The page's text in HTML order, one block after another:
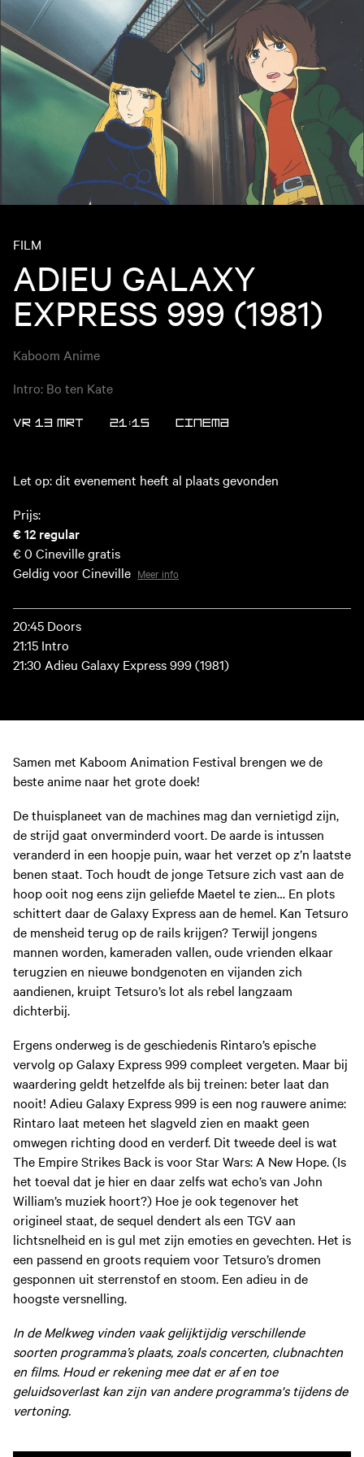
FILM
ADIEU GALAXY
EXPRESS 999 (1981)
Kaboom Anime
Intro: Bo ten Kate
VR 13 MRT 21:15 CINEMA
Let op: dit evenement heeft al plaats gevonden
Prijs:
€ 12 regular
€ 0 Cineville gratis
Geldig voor Cineville Meer info
20:45 Doors
21:15 Intro
21:30 Adieu Galaxy Express 999 (1981)
Samen met Kaboom Animation Festival brengen we de
beste anime naar het grote doek!
De thuisplaneet van de machines mag dan vernietigd zijn,
de strijd gaat onverminderd voort. De aarde is intussen
veranderd in een hoopje puin, waar het verzet op z’n laatste
benen staat. Toch houdt de jonge Tetsure zich vast aan de
hoop ooit nog eens zijn geliefde Maetel te zien… En plots
schittert daar de Galaxy Express aan de hemel. Kan Tetsuro
de mensheid terug op de rails krijgen? Terwijl jongens
mannen worden, kameraden vallen, oude vrienden elkaar
terugzien en nieuwe bondgenoten en vijanden zich
aandienen, kruipt Tetsuro’s lot als rebel langzaam
dichterbij.
Ergens onderweg is de geschiedenis Rintaro’s epische
vervolg op Galaxy Express 999 compleet vergeten. Maar bij
waardering geldt hetzelfde als bij treinen: beter laat dan
nooit! Adieu Galaxy Express 999 is een nog rauwere anime:
Rintaro laat meteen het slagveld zien en maakt geen
omwegen richting dood en verderf. Dit tweede deel is wat
The Empire Strikes Back is voor Star Wars: A New Hope. (Is
het toeval dat je hier en daar zelfs wat echo’s van John
William’s muziek hoort?) Hoe je ook tegenover het
origineel staat, de sequel dendert als een TGV aan
lichtsnelheid en is gul met zijn emoties en gevechten. Het is
een passend en groots requiem voor Tetsuro’s dromen
gesponnen uit sterrenstof en stoom. Een adieu in de
hoogste versnelling.
In de Melkweg vinden vaak gelijktijdig verschillende
soorten programma’s plaats, zoals concerten, clubnachten
en films. Houd er rekening mee dat er af en toe
geluidsoverlast kan zijn van andere programma's tijdens de
vertoning.